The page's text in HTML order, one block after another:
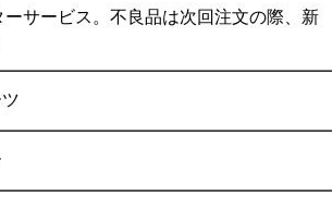
ーサービス。不良品は次回注文の際、新